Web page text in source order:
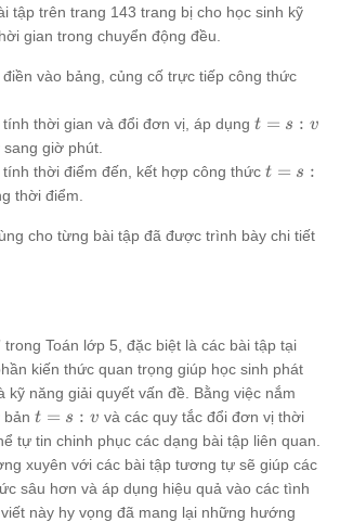
tập trên trang 143 trang bị cho học sinh kỹ
gian trong chuyển động đều.
vào bảng, củng cố trực tiếp công thức
s
thời gian và đổi đơn vị, áp dụng t
s
t = s : v
giờ phút.
tính thời điểm đến, kết hợp công thức t
:
t = s :
thời điểm.
cho từng bài tập đã được trình bày chi tiết
trong Toán lớp 5, đặc biệt là các bài tập tại
kiến thức quan trọng giúp học sinh phát
kỹ năng giải quyết vấn đề. Bằng việc nắm
t
=
s
v
t = s : v và các quy tắc đổi đơn vị thời
tự tin chinh phục các dạng bài tập liên quan.
xuyên với các bài tập tương tự sẽ giúp các
sâu hơn và áp dụng hiệu quả vào các tình
này hy vọng đã mang lại những hướng